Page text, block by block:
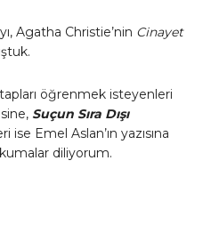
Agatha Christie’nin Cinayet
öğrenmek isteyenleri
Suçun Sıra Dışı
ise Emel Aslan’ın yazısına
diliyorum.